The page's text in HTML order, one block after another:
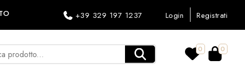
+39 329 197 1237 Login Registrati
0 0